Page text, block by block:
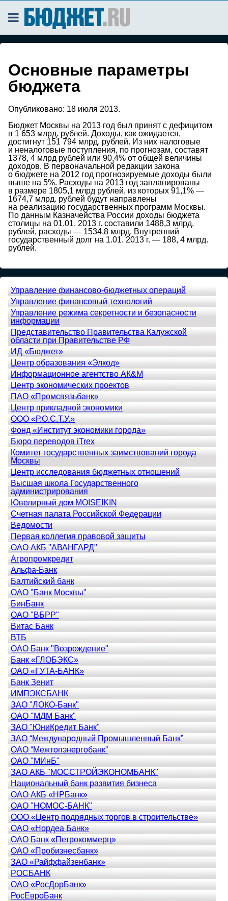
Основные параметры
бюджета
Опубликовано: 18 июля 2013.
Бюджет Москвы на 2013 год был принят с дефицитом
в 1 653 млрд. рублей. Доходы, как ожидается,
достигнут 151 794 млрд. рублей. Из них налоговые
и неналоговые поступления, по прогнозам, составят
1378, 4 млрд рублей или 90,4% от общей величины
доходов. В первоначальной редакции закона
о бюджете на 2012 год прогнозируемые доходы были
выше на 5%. Расходы на 2013 год запланированы
в размере 1805,1 млрд рублей, из которых 91,1% —
1674,7 млрд. рублей будут направлены
на реализацию государственных программ Москвы.
По данным Казначейства России доходы бюджета
столицы на 01.01. 2013 г. составили 1488,3 млрд.
рублей, расходы — 1534,8 млрд. Внутренний
государственный долг на 1.01. 2013 г. — 188, 4 млрд.
рублей.
Управление финансово-бюджетных операций
Управление финансовый технологий
Управление режима секретности и безопасности
информации
Представительство Правительства Калужской
области при Правительстве РФ
ИД «Бюджет»
Центр образования «Элкод»
Информационное агентство АК&M
Центр экономических проектов
ПAO «Промсвязьбанк»
Центр прикладной экономики
ООО «Р.О.С.Т.У.»
Фонд «Институт экономики города»
Бюро переводов iTrex
Комитет государственных заимствований города
Москвы
Центр исследования бюджетных отношений
Высшая школа Государственного
администрирования
Ювелирный дом MOISEIKIN
Счетная палата Российской Федерации
Ведомости
Первая коллегия правовой защиты
ОАО АКБ "АВАНГАРД"
Агропромкредит
Альфа-Банк
Балтийский банк
ОАО "Банк Москвы"
БинБанк
ОАО "ВБРР"
Витас Банк
ВТБ
ОАО Банк "Возрождение"
Банк «ГЛОБЭКС»
ОАО «ГУТА-БАНК»
Банк Зенит
ИМПЭКСБАНК
ЗАО "ЛОКО-Банк"
ОАО "МДМ Банк"
ЗАО "ЮниКредит Банк"
ЗАО “Международный Промышленный Банк”
ОАО “Межтопэнергобанк”
ОАО "МИнБ"
ЗАО АКБ "МОССТРОЙЭКОНОМБАНК"
Национальный банк развития бизнеса
ОАО АКБ «НРБанк»
ОАО "НОМОС-БАНК"
ООО «Центр подрядных торгов в строительстве»
ОАО «Нордеа Банк»
ОАО Банк «Петрокоммерц»
ОАО «Пробизнесбанк»
ЗАО «Райффайзенбанк»
РОСБАНК
ОАО «РосДорБанк»
РосЕвроБанк